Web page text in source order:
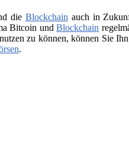
die Blockchainauch in
Bitcoin undBlockchain
zu können, können Sie
.